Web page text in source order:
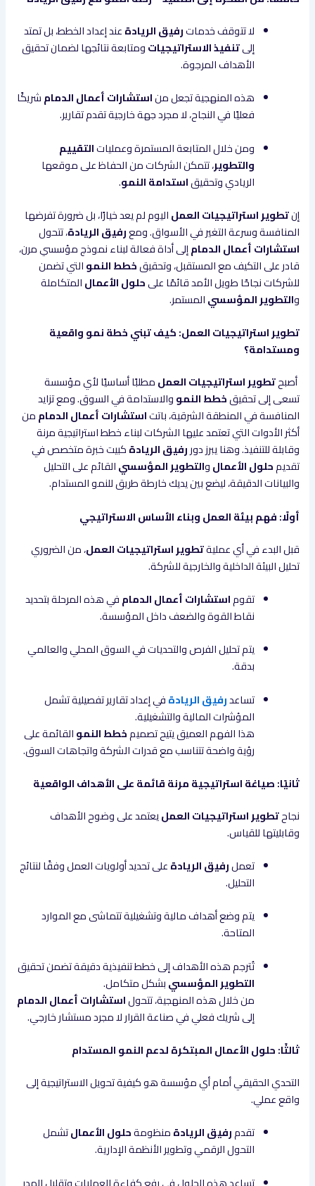
لا تتوقف خدماترفيق الريادةعند إعداد الخطط، بل تمتد
إلىتنفيذ الاستراتيجياتومتابعة نتائجها لضمان تحقيق
الأهداف المرجوة.
هذه المنهجية تجعل مناستشارات أعمال الدمامشريكًا
فعليًا في النجاح، لا مجرد جهة خارجية تقدم تقارير.
ومن خلال المتابعة المستمرة وعملياتالتقييم
والتطوير، تتمكن الشركات من الحفاظ على موقعها
الريادي وتحقيقاستدامة النمو.
إنتطوير استراتيجيات العملاليوم لم يعد خيارًا، بل ضرورة تفرضها
المنافسة وسرعة التغير في الأسواق. ومعرفيق الريادة، تتحول
استشارات أعمال الدمامإلى أداة فعالة لبناء نموذج مؤسسي مرن،
قادر على التكيف مع المستقبل، وتحقيقخطط النموالتي تضمن
للشركات نجاحًا طويل الأمد قائمًا علىحلول الأعمالالمتكاملة
والتطوير المؤسسيالمستمر.
تطوير استراتيجيات العمل: كيف تبني خطة نمو واقعية
ومستدامة؟
أصبحتطوير استراتيجيات العملمطلبًا أساسيًا لأي مؤسسة
تسعى إلى تحقيقخطط النمووالاستدامة في السوق. ومع تزايد
المنافسة في المنطقة الشرقية، باتتاستشارات أعمال الدماممن
أكثر الأدوات التي تعتمد عليها الشركات لبناء خطط استراتيجية مرنة
وقابلة للتنفيذ. وهنا يبرز دوررفيق الريادةكبيت خبرة متخصص في
تقديمحلول الأعمالوالتطوير المؤسسيالقائم على التحليل
والبيانات الدقيقة، ليضع بين يديك خارطة طريق للنمو المستدام.
أولًا: فهم بيئة العمل وبناء الأساس الاستراتيجي
قبل البدء في أي عمليةتطوير استراتيجيات العمل، من الضروري
تحليل البيئة الداخلية والخارجية للشركة.
تقوماستشارات أعمال الدمامفي هذه المرحلة بتحديد
نقاط القوة والضعف داخل المؤسسة.
يتم تحليل الفرص والتحديات في السوق المحلي والعالمي
بدقة.
تساعدرفيق الريادةفي إعداد تقارير تفصيلية تشمل
المؤشرات المالية والتشغيلية.
هذا الفهم العميق يتيح تصميمخطط النموالقائمة على
رؤية واضحة تتناسب مع قدرات الشركة واتجاهات السوق.
ثانيًا: صياغة استراتيجية مرنة قائمة على الأهداف الواقعية
نجاحتطوير استراتيجيات العمليعتمد على وضوح الأهداف
وقابليتها للقياس.
تعملرفيق الريادةعلى تحديد أولويات العمل وفقًا لنتائج
التحليل.
يتم وضع أهداف مالية وتشغيلية تتماشى مع الموارد
المتاحة.
تُترجم هذه الأهداف إلى خطط تنفيذية دقيقة تضمن تحقيق
التطوير المؤسسيبشكل متكامل.
من خلال هذه المنهجية، تتحولاستشارات أعمال الدمام
إلى شريك فعلي في صناعة القرار لا مجرد مستشار خارجي.
ثالثًا: حلول الأعمال المبتكرة لدعم النمو المستدام
التحدي الحقيقي أمام أي مؤسسة هو كيفية تحويل الاستراتيجية إلى
واقع عملي.
تقدمرفيق الريادةمنظومةحلول الأعمالتشمل
التحول الرقمي وتطوير الأنظمة الإدارية.